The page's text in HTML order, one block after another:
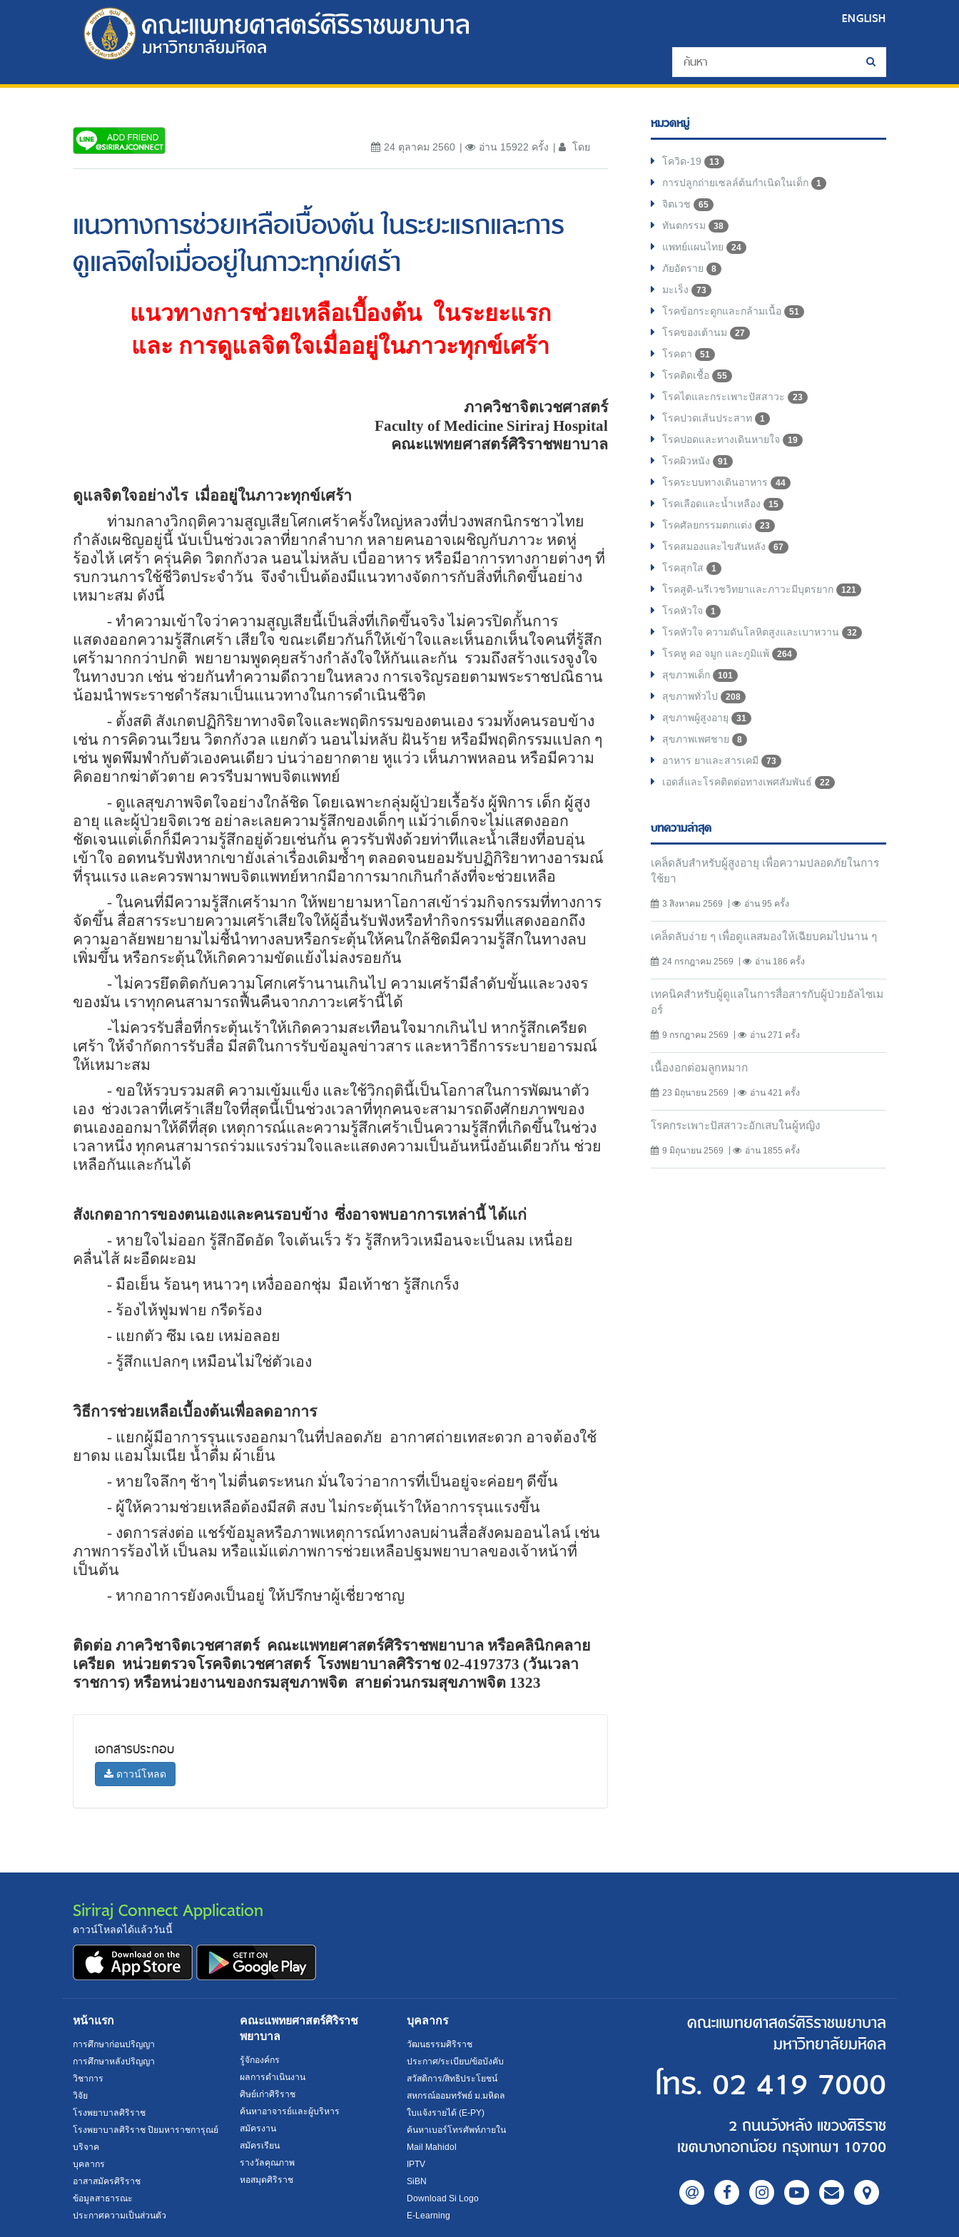
ENGLISH
24 ตุลาคม 2560 อ่าน 15922 ครั้ง โดย
แนวทางการช่วยเหลือเบื้องต้น ในระยะแรกและการ
ดูแลจิตใจเมื่ออยู่ในภาวะทุกข์เศร้า
แนวทางการช่วยเหลือเบื้องต้น ในระยะแรก
และ การดูแลจิตใจเมื่ออยู่ในภาวะทุกข์เศร้า
ภาควิชาจิตเวชศาสตร์
Faculty of Medicine Siriraj Hospital
คณะแพทยศาสตร์ศิริราชพยาบาล
ดูแลจิตใจอย่างไร เมื่ออยู่ในภาวะทุกข์เศร้า
ท่ามกลางวิกฤติความสูญเสียโศกเศร้าครั้งใหญ่หลวงที่ปวงพสกนิกรชาวไทย
กำลังเผชิญอยู่นี้ นับเป็นช่วงเวลาที่ยากลำบาก หลายคนอาจเผชิญกับภาวะ หดหู่
ร้องไห้ เศร้า ครุ่นคิด วิตกกังวล นอนไม่หลับ เบื่ออาหาร หรือมีอาการทางกายต่างๆ ที่
รบกวนการใช้ชีวิตประจำวัน จึงจำเป็นต้องมีแนวทางจัดการกับสิ่งที่เกิดขึ้นอย่าง
เหมาะสม ดังนี้
- ทำความเข้าใจว่าความสูญเสียนี้เป็นสิ่งที่เกิดขึ้นจริง ไม่ควรปิดกั้นการ
แสดงออกความรู้สึกเศร้า เสียใจ ขณะเดียวกันก็ให้เข้าใจและเห็นอกเห็นใจคนที่รู้สึก
เศร้ามากกว่าปกติ พยายามพูดคุยสร้างกำลังใจให้กันและกัน รวมถึงสร้างแรงจูงใจ
ในทางบวก เช่น ช่วยกันทำความดีถวายในหลวง การเจริญรอยตามพระราชปณิธาน
น้อมนำพระราชดำรัสมาเป็นแนวทางในการดำเนินชีวิต
- ตั้งสติ สังเกตปฏิกิริยาทางจิตใจและพฤติกรรมของตนเอง รวมทั้งคนรอบข้าง
เช่น การคิดวนเวียน วิตกกังวล แยกตัว นอนไม่หลับ ฝันร้าย หรือมีพฤติกรรมแปลก ๆ
เช่น พูดพึมพำกับตัวเองคนเดียว บ่นว่าอยากตาย หูแว่ว เห็นภาพหลอน หรือมีความ
คิดอยากฆ่าตัวตาย ควรรีบมาพบจิตแพทย์
- ดูแลสุขภาพจิตใจอย่างใกล้ชิด โดยเฉพาะกลุ่มผู้ป่วยเรื้อรัง ผู้พิการ เด็ก ผู้สูง
อายุ และผู้ป่วยจิตเวช อย่าละเลยความรู้สึกของเด็กๆ แม้ว่าเด็กจะไม่แสดงออก
ชัดเจนแต่เด็กก็มีความรู้สึกอยู่ด้วยเช่นกัน ควรรับฟังด้วยท่าทีและน้ำเสียงที่อบอุ่น
เข้าใจ อดทนรับฟังหากเขายังเล่าเรื่องเดิมซ้ำๆ ตลอดจนยอมรับปฏิกิริยาทางอารมณ์
ที่รุนแรง และควรพามาพบจิตแพทย์หากมีอาการมากเกินกำลังที่จะช่วยเหลือ
- ในคนที่มีความรู้สึกเศร้ามาก ให้พยายามหาโอกาสเข้าร่วมกิจกรรมที่ทางการ
จัดขึ้น สื่อสารระบายความเศร้าเสียใจให้ผู้อื่นรับฟังหรือทำกิจกรรมที่แสดงออกถึง
ความอาลัยพยายามไม่ชี้นำทางลบหรือกระตุ้นให้คนใกล้ชิดมีความรู้สึกในทางลบ
เพิ่มขึ้น หรือกระตุ้นให้เกิดความขัดแย้งไม่ลงรอยกัน
- ไม่ควรยึดติดกับความโศกเศร้านานเกินไป ความเศร้ามีลำดับขั้นและวงจร
ของมัน เราทุกคนสามารถฟื้นคืนจากภาวะเศร้านี้ได้
-ไม่ควรรับสื่อที่กระตุ้นเร้าให้เกิดความสะเทือนใจมากเกินไป หากรู้สึกเครียด
เศร้า ให้จำกัดการรับสื่อ มีสติในการรับข้อมูลข่าวสาร และหาวิธีการระบายอารมณ์
ให้เหมาะสม
- ขอให้รวบรวมสติ ความเข้มแข็ง และใช้วิกฤตินี้เป็นโอกาสในการพัฒนาตัว
เอง ช่วงเวลาที่เศร้าเสียใจที่สุดนี้เป็นช่วงเวลาที่ทุกคนจะสามารถดึงศักยภาพของ
ตนเองออกมาให้ดีที่สุด เหตุการณ์และความรู้สึกเศร้าเป็นความรู้สึกที่เกิดขึ้นในช่วง
เวลาหนึ่ง ทุกคนสามารถร่วมแรงร่วมใจและแสดงความเป็นอันหนึ่งอันเดียวกัน ช่วย
เหลือกันและกันได้
สังเกตอาการของตนเองและคนรอบข้าง ซึ่งอาจพบอาการเหล่านี้ ได้แก่
- หายใจไม่ออก รู้สึกอึดอัด ใจเต้นเร็ว รัว รู้สึกหวิวเหมือนจะเป็นลม เหนื่อย
คลื่นไส้ ผะอืดผะอม
- มือเย็น ร้อนๆ หนาวๆ เหงื่อออกชุ่ม มือเท้าชา รู้สึกเกร็ง
- ร้องไห้ฟูมฟาย กรีดร้อง
- แยกตัว ซึม เฉย เหม่อลอย
- รู้สึกแปลกๆ เหมือนไม่ใช่ตัวเอง
วิธีการช่วยเหลือเบื้องต้นเพื่อลดอาการ
- แยกผู้มีอาการรุนแรงออกมาในที่ปลอดภัย อากาศถ่ายเทสะดวก อาจต้องใช้
ยาดม แอมโมเนีย น้ำดื่ม ผ้าเย็น
- หายใจลึกๆ ช้าๆ ไม่ตื่นตระหนก มั่นใจว่าอาการที่เป็นอยู่จะค่อยๆ ดีขึ้น
- ผู้ให้ความช่วยเหลือต้องมีสติ สงบ ไม่กระตุ้นเร้าให้อาการรุนแรงขึ้น
- งดการส่งต่อ แชร์ข้อมูลหรือภาพเหตุการณ์ทางลบผ่านสื่อสังคมออนไลน์ เช่น
ภาพการร้องไห้ เป็นลม หรือแม้แต่ภาพการช่วยเหลือปฐมพยาบาลของเจ้าหน้าที่
เป็นต้น
- หากอาการยังคงเป็นอยู่ ให้ปรึกษาผู้เชี่ยวชาญ
ติดต่อ ภาควิชาจิตเวชศาสตร์ คณะแพทยศาสตร์ศิริราชพยาบาล หรือคลินิกคลาย
เครียด หน่วยตรวจโรคจิตเวชศาสตร์ โรงพยาบาลศิริราช02-4197373 (วันเวลา
ราชการ) หรือหน่วยงานของกรมสุขภาพจิต สายด่วนกรมสุขภาพจิต 1323
เอกสารประกอบ
ดาวน์โหลด
หมวดหมู่
โควิด-19 13
การปลูกถ่ายเซลล์ต้นกำเนิดในเด็ก 1
จิตเวช 65
ทันตกรรม 38
แพทย์แผนไทย 24
ภัยอัตราย 8
มะเร็ง 73
โรคข้อกระดูกและกล้ามเนื้อ 51
โรคของเต้านม 27
โรคตา 51
โรคติดเชื้อ 55
โรคไตและกระเพาะปัสสาวะ 23
โรคปวดเส้นประสาท 1
โรคปอดและทางเดินหายใจ 19
โรคผิวหนัง 91
โรคระบบทางเดินอาหาร 44
โรคเลือดและน้ำเหลือง 15
โรคศัลยกรรมตกแต่ง 23
โรคสมองและไขสันหลัง 67
โรคสุกใส 1
โรคสูติ-นรีเวชวิทยาและภาวะมีบุตรยาก 121
โรคหัวใจ 1
โรคหัวใจ ความดันโลหิตสูงและเบาหวาน 32
โรคหู คอ จมูก และภูมิแพ้ 264
สุขภาพเด็ก 101
สุขภาพทั่วไป 208
สุขภาพผู้สูงอายุ 31
สุขภาพเพศชาย 8
อาหาร ยาและสารเคมี 73
เอดส์และโรคติดต่อทางเพศสัมพันธ์ 22
บทความล่าสุด
เคล็ดลับสำหรับผู้สูงอายุ เพื่อความปลอดภัยในการ
ใช้ยา
3 สิงหาคม 2569 อ่าน 95 ครั้ง
เคล็ดลับง่าย ๆ เพื่อดูแลสมองให้เฉียบคมไปนาน ๆ
24 กรกฎาคม 2569 อ่าน 186 ครั้ง
เทคนิคสำหรับผู้ดูแลในการสื่อสารกับผู้ป่วยอัลไซเม
อร์
9 กรกฎาคม 2569 อ่าน 271 ครั้ง
เนื้องอกต่อมลูกหมาก
23 มิถุนายน 2569 อ่าน 421 ครั้ง
โรคกระเพาะปัสสาวะอักเสบในผู้หญิง
9 มิถุนายน 2569 อ่าน 1855 ครั้ง
Siriraj Connect Application
ดาวน์โหลดได้แล้ววันนี้
หน้าแรก
การศึกษาก่อนปริญญา
การศึกษาหลังปริญญา
วิชาการ
วิจัย
โรงพยาบาลศิริราช
โรงพยาบาลศิริราช ปิยมหาราชการุณย์
บริจาค
บุคลากร
อาสาสมัครศิริราช
ข้อมูลสาธารณะ
ประกาศความเป็นส่วนตัว
คณะแพทยศาสตร์ศิริราช
พยาบาล
รู้จักองค์กร
ผลการดำเนินงาน
ศิษย์เก่าศิริราช
ค้นหาอาจารย์และผู้บริหาร
สมัครงาน
สมัครเรียน
รางวัลคุณภาพ
หอสมุดศิริราช
บุคลากร
วัฒนธรรมศิริราช
ประกาศ/ระเบียบ/ข้อบังคับ
สวัสดิการ/สิทธิประโยชน์
สหกรณ์ออมทรัพย์ ม.มหิดล
ใบแจ้งรายได้ (E-PY)
ค้นหาเบอร์โทรศัพท์ภายใน
Mail Mahidol
IPTV
SiBN
Download Si Logo
E-Learning
คณะแพทยศาสตร์ศิริราชพยาบาล
มหาวิทยาลัยมหิดล
โทร. 02 419 7000
2 ถนนวังหลัง แขวงศิริราช
เขตบางกอกน้อย กรุงเทพฯ 10700